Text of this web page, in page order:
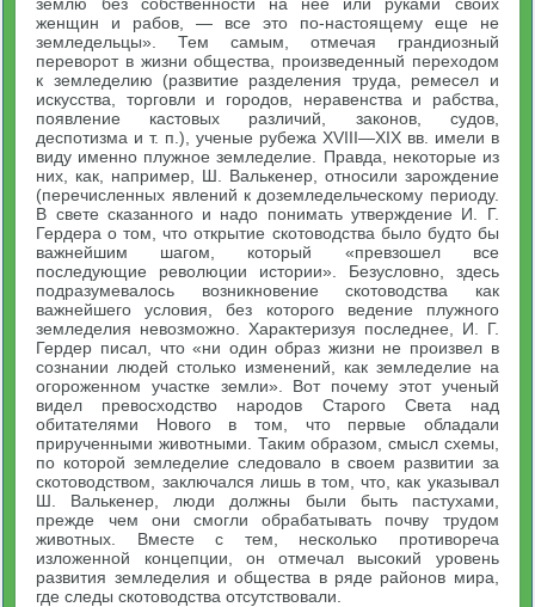
женщин и рабов, — все это по-настоящему еще не
земледельцы». Тем самым, отмечая грандиозный
переворот в жизни общества, произведенный переходом
к земледелию (развитие разделения труда, ремесел и
искусства, торговли и городов, неравенства и рабства,
появление кастовых различий, законов, судов,
деспотизма и т. п.), ученые рубежа XVIII—XIX вв. имели в
виду именно плужное земледелие. Правда, некоторые из
них, как, например, Ш. Валькенер, относили зарождение
(перечисленных явлений к доземледельческому периоду.
В свете сказанного и надо понимать утверждение И. Г.
Гердера о том, что открытие скотоводства было будто бы
важнейшим шагом, который «превзошел все
последующие революции истории». Безусловно, здесь
подразумевалось возникновение скотоводства как
важнейшего условия, без которого ведение плужного
земледелия невозможно. Характеризуя последнее, И. Г.
Гердер писал, что «ни один образ жизни не произвел в
сознании людей столько изменений, как земледелие на
огороженном участке земли». Вот почему этот ученый
видел превосходство народов Старого Света над
обитателями Нового в том, что первые обладали
прирученными животными. Таким образом, смысл схемы,
по которой земледелие следовало в своем развитии за
скотоводством, заключался лишь в том, что, как указывал
Ш. Валькенер, люди должны были быть пастухами,
прежде чем они смогли обрабатывать почву трудом
животных. Вместе с тем, несколько противореча
изложенной концепции, он отмечал высокий уровень
развития земледелия и общества в ряде районов мира,
где следы скотоводства отсутствовали.